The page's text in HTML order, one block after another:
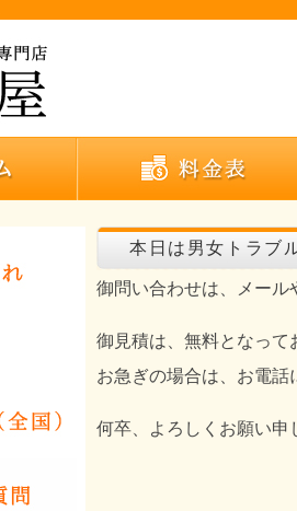
本日は男女トラブ
御問い合わせは、メール
御見積は、無料となって
お急ぎの場合は、お電
何卒、よろしくお願い申